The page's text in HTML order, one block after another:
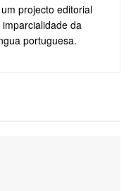
projecto editorial
da
portuguesa.